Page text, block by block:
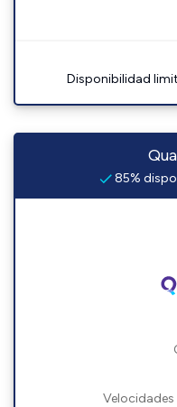
Disponibilidad
85%